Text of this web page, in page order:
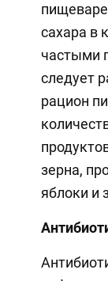
сахара в
частыми
следует
рацион
зерна,
яблоки и